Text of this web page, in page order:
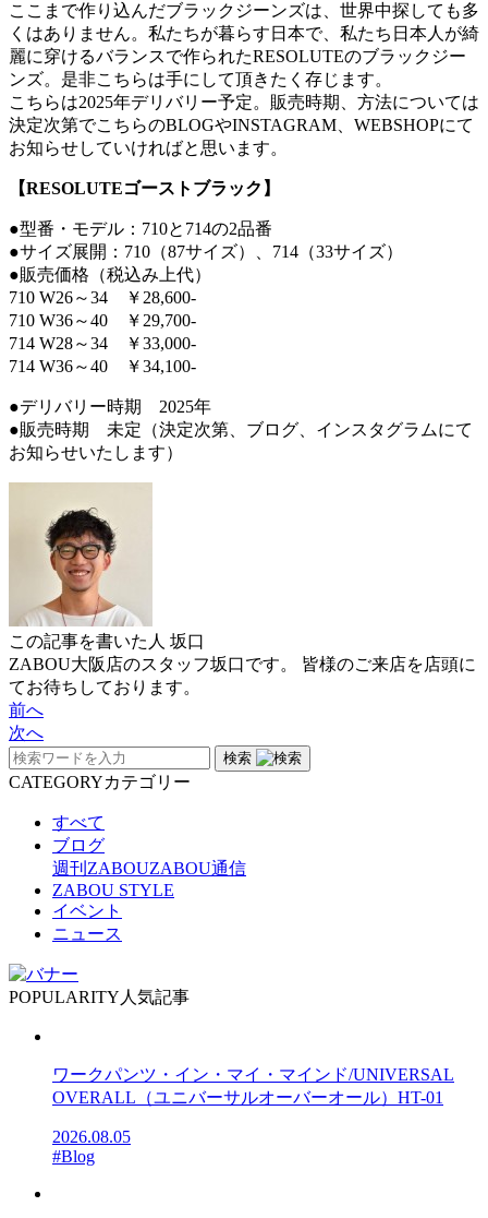
ここまで作り込んだブラックジーンズは、世界中探しても多
くはありません。私たちが暮らす日本で、私たち日本人が綺
麗に穿けるバランスで作られたRESOLUTEのブラックジー
ンズ。是非こちらは手にして頂きたく存じます。
こちらは2025年デリバリー予定。販売時期、方法については
決定次第でこちらのBLOGやINSTAGRAM、WEBSHOPにて
お知らせしていければと思います。
【RESOLUTEゴーストブラック】
●型番・モデル：710と714の2品番
●サイズ展開：710（87サイズ）、714（33サイズ）
●販売価格（税込み上代）
710 W26～34 ￥28,600-
710 W36～40 ￥29,700-
714 W28～34 ￥33,000-
714 W36～40 ￥34,100-
●デリバリー時期 2025年
●販売時期 未定（決定次第、ブログ、インスタグラムにて
お知らせいたします）
この記事を書いた人 坂口
ZABOU大阪店のスタッフ坂口です。 皆様のご来店を店頭に
てお待ちしております。
前へ
次へ
検索
CATEGORYカテゴリー
すべて
ブログ
週刊ZABOUZABOU通信
ZABOU STYLE
イベント
ニュース
POPULARITY 人気記事
ワークパンツ・イン・マイ・マインド/UNIVERSAL
OVERALL（ユニバーサルオーバーオール）HT-01
2026.08.05
#Blog